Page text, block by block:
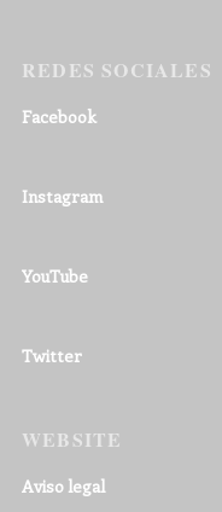
REDES SOCIALES
Facebook
Instagram
YouTube
Twitter
WEBSITE
Aviso legal